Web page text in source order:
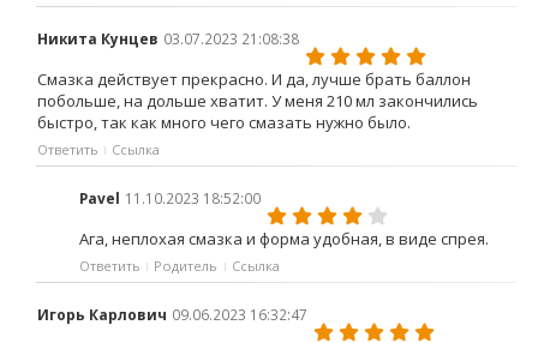
Никита Кунцев 03.07.2023 21:08:38
Смазка действует прекрасно. И да, лучше брать баллон
побольше, на дольше хватит. У меня 210 мл закончились
быстро, так как много чего смазать нужно было.
Ответить Ссылка
Pavel 11.10.2023 18:52:00
Ага, неплохая смазка и форма удобная, в виде спрея.
Ответить Родитель Ссылка
Игорь Карлович 09.06.2023 16:32:47